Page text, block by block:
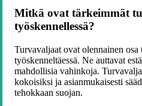
Mitkä ovat tärkeimmät
työskennellessä?
Turvavaljaat ovat olennainen
työskenneltäessä. Ne auttavat
mahdollisia vahinkoja.
kokoisiksi ja asianmukaisesti
tehokkaan suojan.